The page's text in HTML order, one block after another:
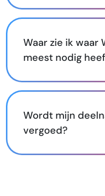
Waar zie ik waar
meest nodig
Wordt mijn
vergoed?